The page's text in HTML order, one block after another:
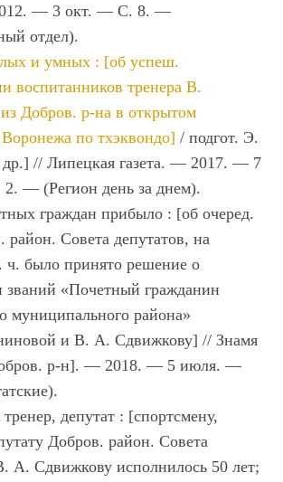
— 3 окт. — С. 8. —
отдел).
и умных : [об успеш.
воспитанников тренера В.
Добров. р-на в открытом
Воронежа по тхэквондо] / подгот. Э.
// Липецкая газета. — 2017. — 7
— (Регион день за днем).
граждан прибыло : [об очеред.
район. Совета депутатов, на
ч. было принято решение о
званий «Почетный гражданин
муниципального района»
и В. А. Сдвижкову] // Знамя
р-н]. — 2018. — 5 июля. —
депутат : [спортсмену,
Добров. район. Совета
А. Сдвижкову исполнилось 50 лет;